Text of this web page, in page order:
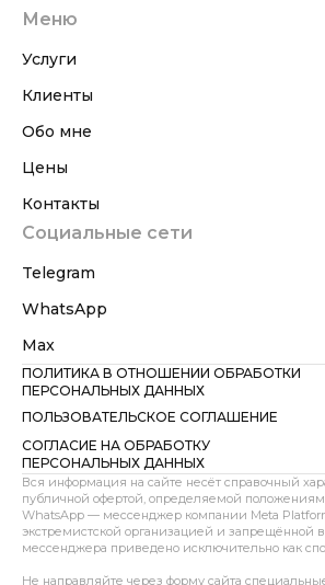
Меню
Услуги
Клиенты
Обо мне
Цены
Контакты
Социальные сети
Telegram
WhatsApp
Max
ПОЛИТИКА В ОТНОШЕНИИ ОБРАБОТКИ
ПЕРСОНАЛЬНЫХ ДАННЫХ
ПОЛЬЗОВАТЕЛЬСКОЕ СОГЛАШЕНИЕ
СОГЛАСИЕ НА ОБРАБОТКУ
ПЕРСОНАЛЬНЫХ ДАННЫХ
Вся информация на сайте несёт справочный
публичной офертой, определяемой
WhatsApp — мессенджер компании Meta
экстремистской организацией и запрещённой
мессенджера приведено исключительно как
Не направляйте через форму сайта